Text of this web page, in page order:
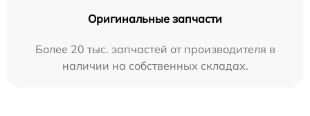
Оригинальные запчасти
Более 20 тыс. запчастей от производителя в
наличии на собственных складах.